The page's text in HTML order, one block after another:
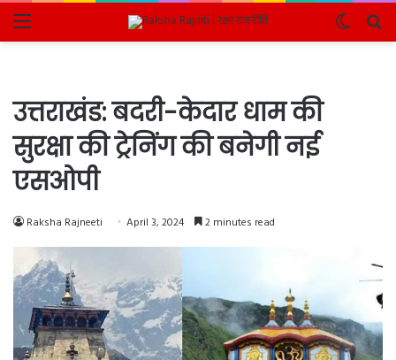
Menu
Switch
skin
उत्तराखंड: बदरी-केदार धाम की
सुरक्षा की ट्रेनिंग की बनेगी नई
एसओपी
Raksha Rajneeti April 3, 2024 2 minutes read